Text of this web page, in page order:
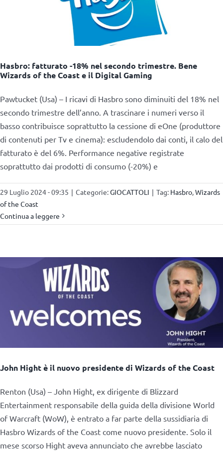
Hasbro: fatturato -18% nel secondo trimestre. Bene
Wizards of the Coast e il Digital Gaming
Pawtucket (Usa) – I ricavi di Hasbro sono diminuiti del 18% nel
secondo trimestre dell’anno. A trascinare i numeri verso il
basso contribuisce soprattutto la cessione di eOne (produttore
di contenuti per Tv e cinema): escludendolo dai conti, il calo del
fatturato è del 6%. Performance negative registrate
soprattutto dai prodotti di consumo (-20%) e
29 Luglio 2024 - 09:35 | Categorie:GIOCATTOLI | Tag: Hasbro,Wizards
of the Coast
Continua a leggere
John Hight è il nuovo presidente di Wizards of the Coast
Renton (Usa) – John Hight, ex dirigente di Blizzard
Entertainment responsabile della guida della divisione World
of Warcraft (WoW), è entrato a far parte della sussidiaria di
Hasbro Wizards of the Coast come nuovo presidente. Solo il
mese scorso Hight aveva annunciato che avrebbe lasciato